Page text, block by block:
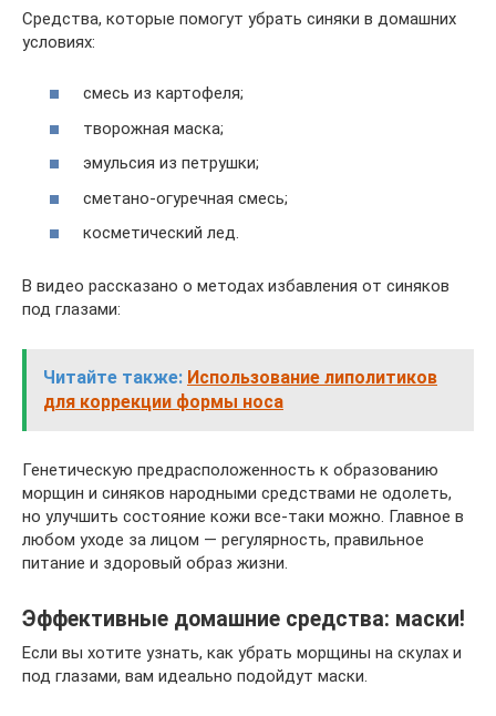
Средства, которые помогут убрать синяки в домашних
условиях:
смесь из картофеля;
творожная маска;
эмульсия из петрушки;
сметано-огуречная смесь;
косметический лед.
В видео рассказано о методах избавления от синяков
под глазами:
Читайте также: Использование липолитиков
для коррекции формы носа
Генетическую предрасположенность к образованию
морщин и синяков народными средствами не одолеть,
но улучшить состояние кожи все-таки можно. Главное в
любом уходе за лицом — регулярность, правильное
питание и здоровый образ жизни.
Эффективные домашние средства: маски!
Если вы хотите узнать, как убрать морщины на скулах и
под глазами, вам идеально подойдут маски.